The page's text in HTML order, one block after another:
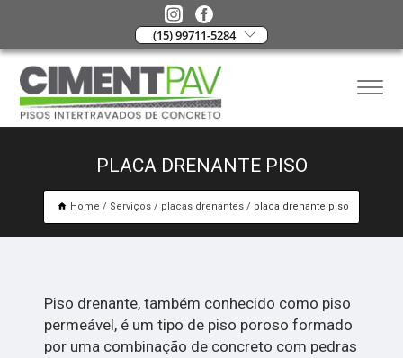
(15) 99711-5284
PLACA DRENANTE PISO
Home Serviços placas drenantes placa drenante piso
Piso drenante, também conhecido como piso
permeável, é um tipo de piso poroso formado
por uma combinação de concreto com pedras